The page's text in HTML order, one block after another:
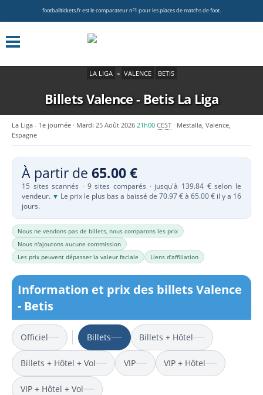
footballtickets.fr est le comparateur nº1 pour les places de matchs de foot.
LA LIGA » VALENCE BETIS
Billets Valence - Betis La Liga
La Liga - 1e journée Mardi 25 Août 2026 21h00 CEST
Mestalla, Valence,
Espagne
À partir de 65.00 €
15 sites scannés · 9 sites comparés · jusqu'à 139.84 € selon le
vendeur. ▼ Le prix le plus bas a baissé de 70.97 € à 65.00 € il y a 16
jours.
Nous ne vendons pas de billets, nous comparons les prix
Nous n'ajoutons aucune commission
Les prix peuvent dépasser la valeur faciale
Liens d'affiliation
Information et prix des billets Valence
- Betis
Officiel Billets Billets + Hôtel
Billets + Hôtel + Vol VIP VIP + Hôtel
VIP + Hôtel + Vol